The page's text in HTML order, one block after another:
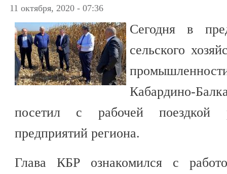
11 октября, 2020 - 07:36
Сегодня в
сельского
Кабардино-
посетил с рабочей поездкой
предприятий региона.
Глава КБР ознакомился с